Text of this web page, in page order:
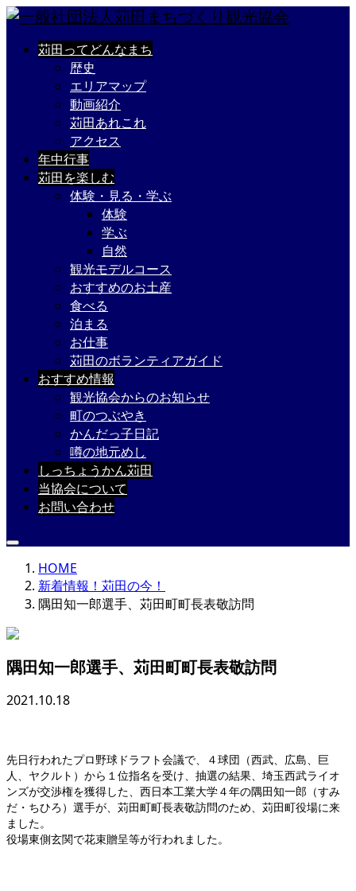
苅田ってどんなまち
歴史
エリアマップ
動画紹介
苅田あれこれ
アクセス
年中行事
苅田を楽しむ
体験・見る・学ぶ
体験
学ぶ
自然
観光モデルコース
おすすめのお土産
食べる
泊まる
お仕事
苅田のボランティアガイド
おすすめ情報
観光協会からのお知らせ
町のつぶやき
かんだっ子日記
噂の地元めし
しっちょうかん苅田
当協会について
お問い合わせ
HOME
新着情報！苅田の今！
隅田知一郎選手、苅田町町長表敬訪問
隅田知一郎選手、苅田町町長表敬訪問
2021.10.18
先日行われたプロ野球ドラフト会議で、４球団（西武、広島、巨
人、ヤクルト）から１位指名を受け、抽選の結果、埼玉西武ライオ
ンズが交渉権を獲得した、西日本工業大学４年の隅田知一郎（すみ
だ・ちひろ）選手が、苅田町町長表敬訪問のため、苅田町役場に来
ました。
役場東側玄関で花束贈呈等が行われました。